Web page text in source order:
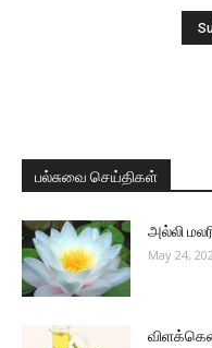
பல்சுவை செய்திகள்
அல்லி
May 24,